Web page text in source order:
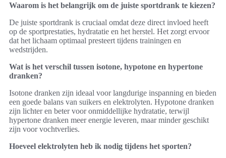
Waarom is het belangrijk om de juiste sportdrank te kiezen?
De juiste sportdrank is cruciaal omdat deze direct invloed heeft
op de sportprestaties, hydratatie en het herstel. Het zorgt ervoor
dat het lichaam optimaal presteert tijdens trainingen en
wedstrijden.
Wat is het verschil tussen isotone, hypotone en hypertone
dranken?
Isotone dranken zijn ideaal voor langdurige inspanning en bieden
een goede balans van suikers en elektrolyten. Hypotone dranken
zijn lichter en beter voor onmiddellijke hydratatie, terwijl
hypertone dranken meer energie leveren, maar minder geschikt
zijn voor vochtverlies.
Hoeveel elektrolyten heb ik nodig tijdens het sporten?